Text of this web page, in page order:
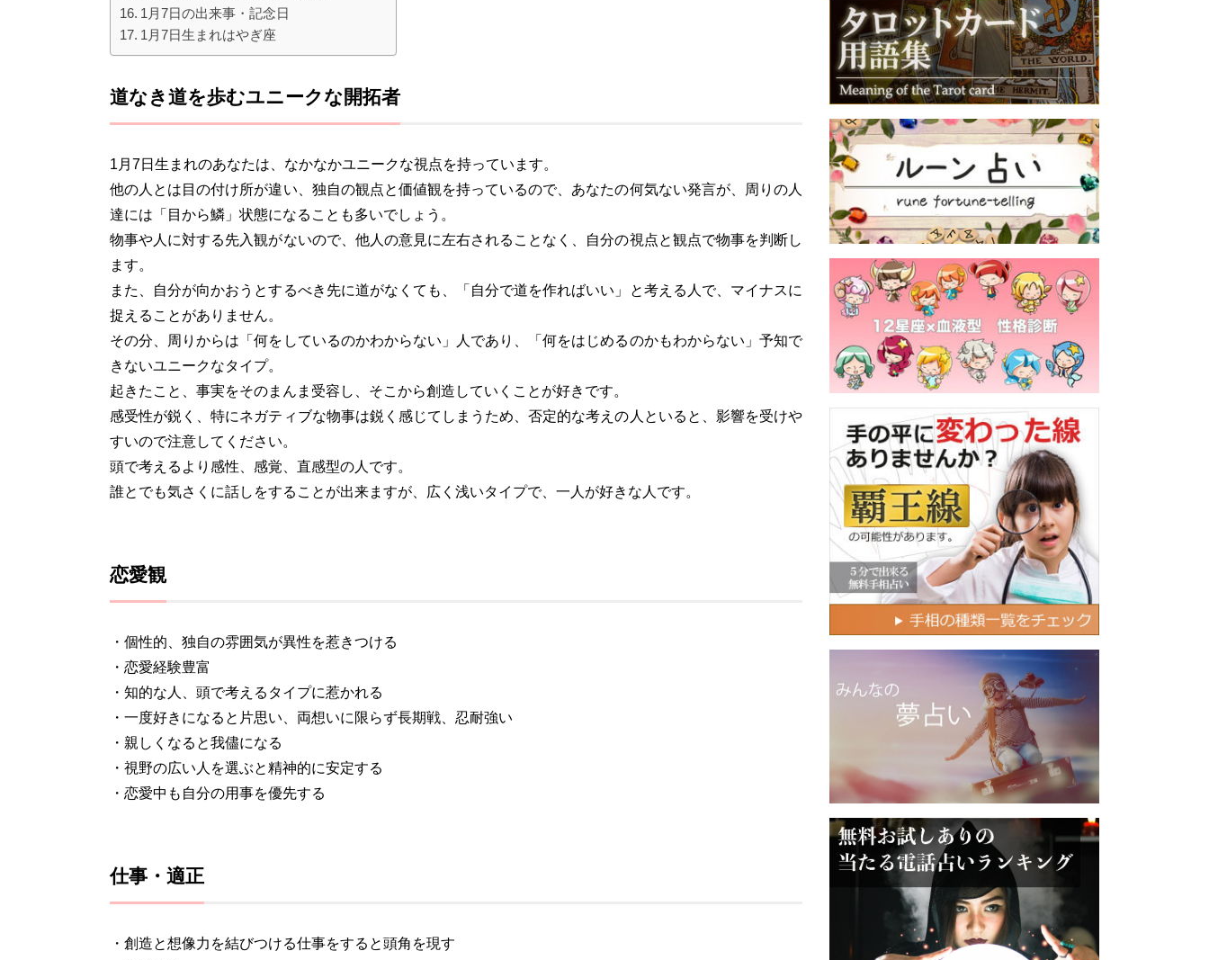
1月7日の出来事・記念日
1月7日生まれはやぎ座
道なき道を歩むユニークな開拓者
1月7日生まれのあなたは、なかなかユニークな視点を持っています。
他の人とは目の付け所が違い、独自の観点と価値観を持っているので、あなたの何気ない発言が、周りの人
達には「目から鱗」状態になることも多いでしょう。
物事や人に対する先入観がないので、他人の意見に左右されることなく、自分の視点と観点で物事を判断し
ます。
また、自分が向かおうとするべき先に道がなくても、「自分で道を作ればいい」と考える人で、マイナスに
捉えることがありません。
その分、周りからは「何をしているのかわからない」人であり、「何をはじめるのかもわからない」予知で
きないユニークなタイプ。
起きたこと、事実をそのまんま受容し、そこから創造していくことが好きです。
感受性が鋭く、特にネガティブな物事は鋭く感じてしまうため、否定的な考えの人といると、影響を受けや
すいので注意してください。
頭で考えるより感性、感覚、直感型の人です。
誰とでも気さくに話しをすることが出来ますが、広く浅いタイプで、一人が好きな人です。
恋愛観
・個性的、独自の雰囲気が異性を惹きつける
・恋愛経験豊富
・知的な人、頭で考えるタイプに惹かれる
・一度好きになると片思い、両想いに限らず長期戦、忍耐強い
・親しくなると我儘になる
・視野の広い人を選ぶと精神的に安定する
・恋愛中も自分の用事を優先する
仕事・適正
・創造と想像力を結びつける仕事をすると頭角を現す